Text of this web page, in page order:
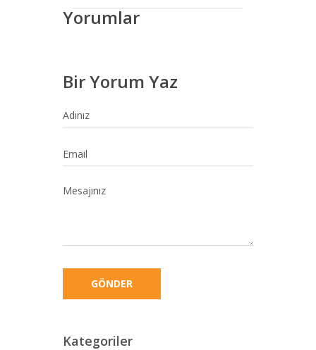
Yorumlar
Bir Yorum Yaz
GÖNDER
Kategoriler